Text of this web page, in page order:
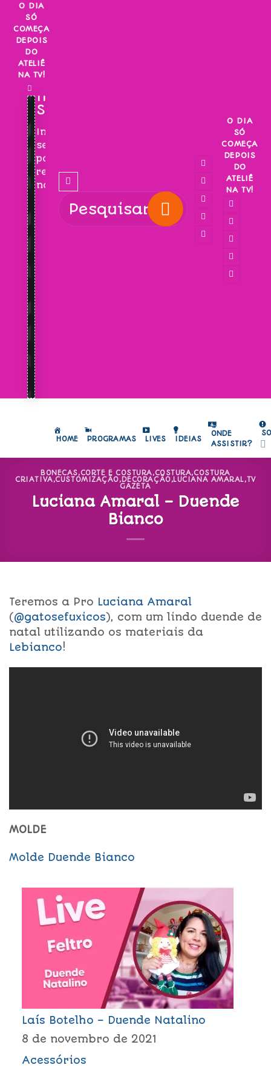
Skip
content
O DIA
SÓ
COMEÇA
DEPOIS
DO
ATELIÊ
NA TV!
INSCREVA-
SE!
Inscreva-
se
para
receber
novidades!
O DIA
SÓ
COMEÇA
DEPOIS
DO
ATELIÊ
NA TV!
HOME PROGRAMAS LIVES IDEIAS
ONDE
ASSISTIR?
BONECAS,CORTE E COSTURA,COSTURA,COSTURA
CRIATIVA,CUSTOMIZAÇÃO,DECORAÇÃO,LUCIANA AMARAL,TV
GAZETA
Luciana Amaral – Duende
Bianco
Teremos a Pro Luciana Amaral
(@gatosefuxicos), com um lindo duende de
natal utilizando os materiais da
Lebianco!
MOLDE
Molde Duende Bianco
Laís Botelho – Duende Natalino
8 de novembro de 2021
Acessórios